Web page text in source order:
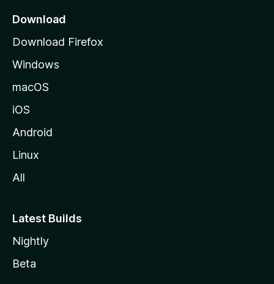
Download
Download Firefox
Windows
macOS
iOS
Android
Linux
All
Latest Builds
Nightly
Beta